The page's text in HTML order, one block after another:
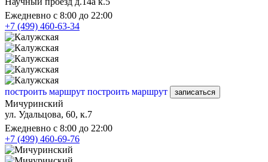
Ежедневно с 8:00 до 22:00
+7 (499) 460-63-34
построить маршрут построить маршрут записаться
Мичуринский
ул. Удальцова, 60, к.7
Ежедневно с 8:00 до 22:00
+7 (499) 460-69-76